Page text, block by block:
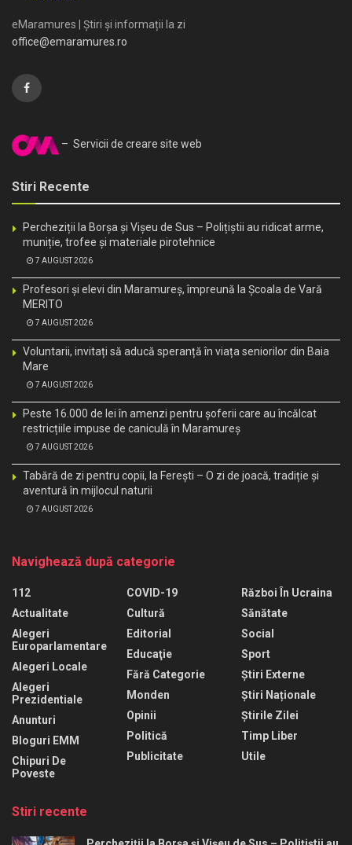
eMaramures | Știri și informații la zi
office@emaramures.ro
– Servicii de creare site web
Stiri Recente
Percheziții la Borșa și Vișeu de Sus – Polițiștii au ridicat arme,
muniție, trofee și materiale pirotehnice
7 AUGUST 2026
Profesori și elevi din Maramureș, împreună la Școala de Vară
MERITO
7 AUGUST 2026
Voluntarii, invitați să aducă speranță în viața seniorilor din Baia
Mare
7 AUGUST 2026
Peste 16.000 de lei în amenzi pentru șoferii care au încălcat
restricțiile impuse de caniculă în Maramureș
7 AUGUST 2026
Tabără de zi pentru copii, la Ferești – O zi de joacă, tradiție și
aventură în mijlocul naturii
7 AUGUST 2026
Navighează după categorie
112
Actualitate
Alegeri
Europarlamentare
Alegeri Locale
Alegeri
Prezidentiale
Anunturi
Bloguri EMM
Chipuri De
Poveste
COVID-19
Cultură
Editorial
Educaţie
Fără Categorie
Monden
Opinii
Politică
Publicitate
Război În Ucraina
Sănătate
Social
Sport
Știri Externe
Știri Naționale
Știrile Zilei
Timp Liber
Utile
Stiri recente